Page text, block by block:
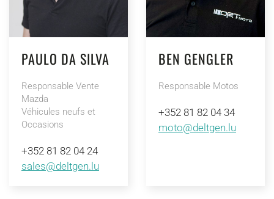
PAULO DA SILVA
Responsable Vente
Mazda
Véhicules neufs et
Occasions
+352 81 82 04 24
sales@deltgen.lu
BEN GENGLER
Responsable Motos
+352 81 82 04 34
moto@deltgen.lu